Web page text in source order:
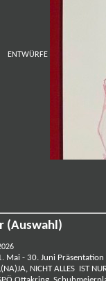
ENTWÜRFE
(Auswahl)
Mai - 30. Juni
NICHT ALLES IST